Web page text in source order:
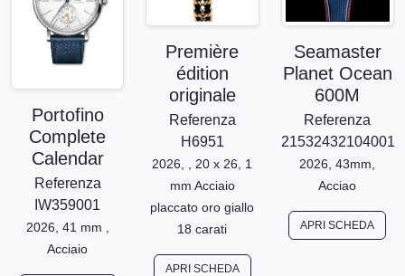
Portofino
Complete
Calendar
Referenza
IW359001
2026, 41 mm ,
Acciaio
Première
édition
originale
Referenza
H6951
2026, , 20 x 26, 1
mm Acciaio
placcato oro giallo
18 carati
APRI SCHEDA
Seamaster
Planet Ocean
600M
Referenza
21532432104001
2026, 43mm,
Acciao
APRI SCHEDA